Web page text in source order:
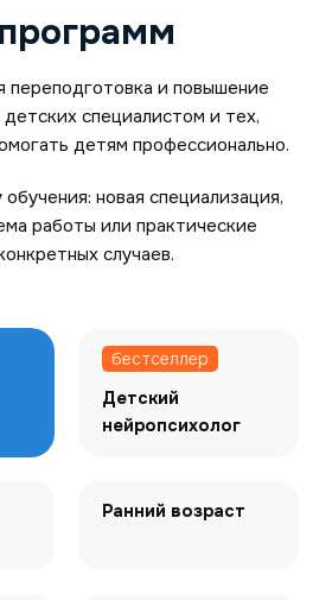
переподготовка и повышение
специалистом и тех,
детям профессионально.
новая специализация,
работы или практические
случаев.
бестселлер
Детский
нейропсихолог
Ранний возраст